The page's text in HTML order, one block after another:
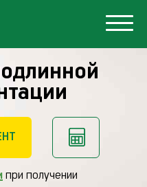
при получении